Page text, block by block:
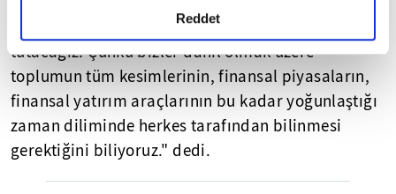
detaylı bilgi almak için lütfentıklayınız.
Reddet
aktif iş gücü programlarında eğitimleri zorunlu
tutacağız. Çünkü bizler dahil olmak üzere
toplumun tüm kesimlerinin, finansal piyasaların,
finansal yatırım araçlarının bu kadar yoğunlaştığı
zaman diliminde herkes tarafından bilinmesi
gerektiğini biliyoruz." dedi.